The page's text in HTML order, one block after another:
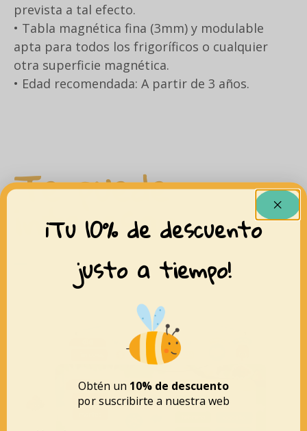
prevista a tal efecto.
• Tabla magnética fina (3mm) y modulable
apta para todos los frigoríficos o cualquier
otra superficie magnética.
• Edad recomendada: A partir de 3 años.
Te puede
interesar
¡Tu 10% de descuento
justo a tiempo!
Obtén un 10% de descuento
por suscribirte a nuestra web